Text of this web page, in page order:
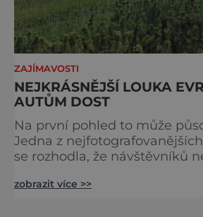
ZAJÍMAVOSTI
NEJKRÁSNĚJŠÍ LOUKA
AUTŮM DOST
Na první pohled to může
Jedna z
se rozhodla, že návštěvníků
louka v Evropě, zavádí od léta
zobrazit více >>